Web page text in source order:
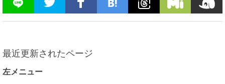
最近更新されたページ
左メニュー